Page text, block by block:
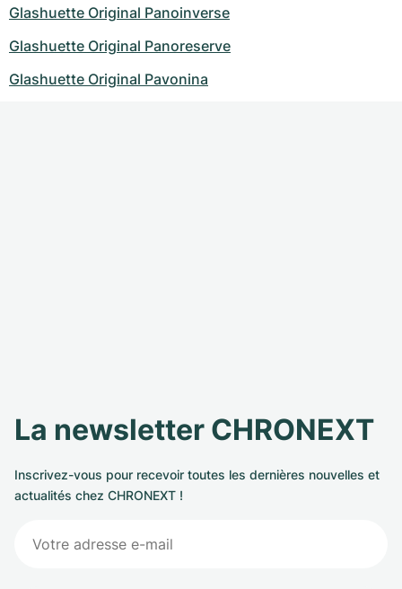
Glashuette Original Panoinverse
Glashuette Original Panoreserve
Glashuette Original Pavonina
La newsletter CHRONEXT
Inscrivez-vous pour recevoir toutes les dernières nouvelles et
actualités chez CHRONEXT !